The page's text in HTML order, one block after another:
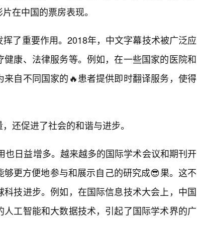
在中国的票房表现。
了重要作用。2018年，中文字幕技术被广泛应
康、法律服务等。例如，在一些国家的医院和
自不同国家的🔥患者提供即时翻译服务，使得
还促进了社会的和谐与进步。
日益增多。越来越多的国际学术会议和期刊开
更方便地参与和展示自己的研究成😎果。这不
技进步。例如，在国际信息技术大会上，中国
工智能和大数据技术，引起了国际学术界的广